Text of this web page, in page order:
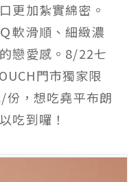
更加紮實綿密。
軟滑順、細緻濃
戀愛感。8/22七
門市獨家限
份，想吃堯平布朗
吃到囉！